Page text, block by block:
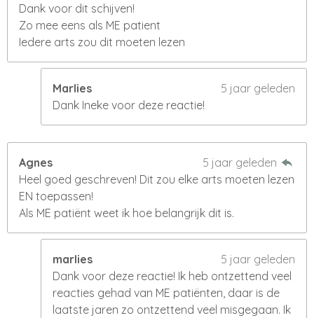
Dank voor dit schijven!
Zo mee eens als ME patient
Iedere arts zou dit moeten lezen
Marlies
5 jaar geleden
Dank Ineke voor deze reactie!
Agnes
5 jaar geleden
Heel goed geschreven! Dit zou elke arts moeten lezen
EN toepassen!
Als ME patiënt weet ik hoe belangrijk dit is.
marlies
5 jaar geleden
Dank voor deze reactie! Ik heb ontzettend veel
reacties gehad van ME patiënten, daar is de
laatste jaren zo ontzettend veel misgegaan. Ik